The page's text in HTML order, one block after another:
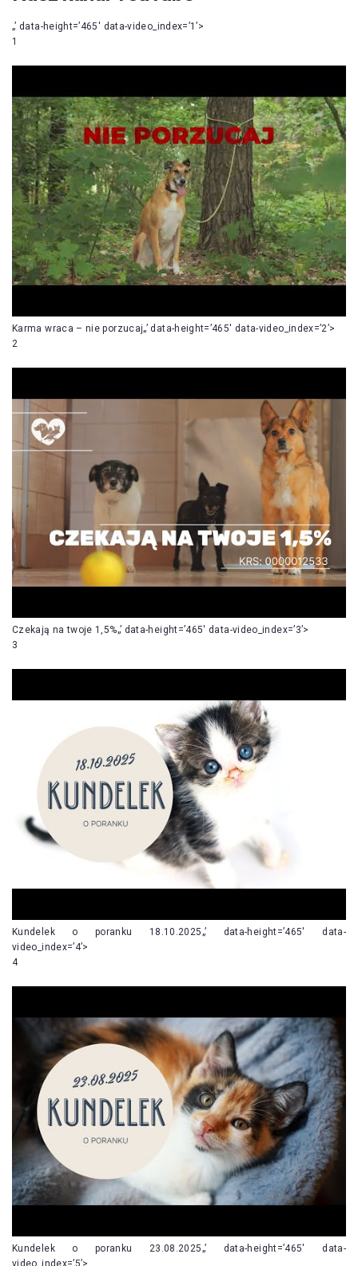
„’ data-height=’465′ data-video_index=’1’>
1
Karma wraca – nie porzucaj„’ data-height=’465′ data-video_index=’2’>
2
Czekają na twoje 1,5%„’ data-height=’465′ data-video_index=’3’>
3
Kundelek o poranku 18.10.2025„’ data-height=’465′ data-
video_index=’4’>
4
Kundelek o poranku 23.08.2025„’ data-height=’465′ data-
video_index=’5’>